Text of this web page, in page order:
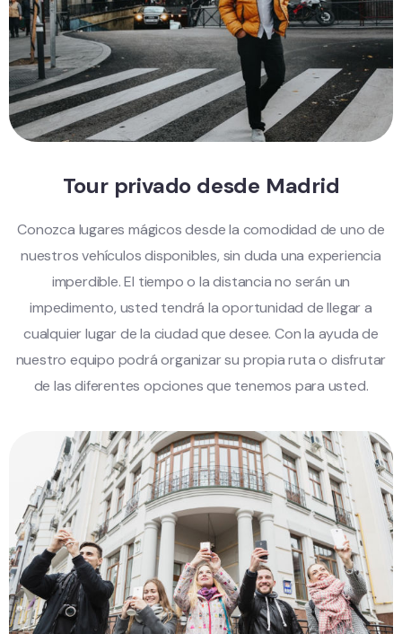
Tour privado desde Madrid
Conozca lugares mágicos desde la comodidad de uno de
nuestros vehículos disponibles, sin duda una experiencia
imperdible. El tiempo o la distancia no serán un
impedimento, usted tendrá la oportunidad de llegar a
cualquier lugar de la ciudad que desee. Con la ayuda de
nuestro equipo podrá organizar su propia ruta o disfrutar
de las diferentes opciones que tenemos para usted.